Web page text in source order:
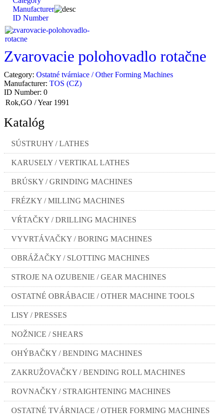
Manufacturer
ID Number
Zvarovacie polohovadlo rotačne
Category: Ostatné tvárniace / Other Forming Machines
Manufacturer: TOS (CZ)
ID Number: 0
Rok,GO / Year 1991
Katalóg
SÚSTRUHY / LATHES
KARUSELY / VERTIKAL LATHES
BRÚSKY / GRINDING MACHINES
FRÉZKY / MILLING MACHINES
VŔTAČKY / DRILLING MACHINES
VYVRTÁVAČKY / BORING MACHINES
OBRÁŽAČKY / SLOTTING MACHINES
STROJE NA OZUBENIE / GEAR MACHINES
OSTATNÉ OBRÁBACIE / OTHER MACHINE TOOLS
LISY / PRESSES
NOŽNICE / SHEARS
OHÝBAČKY / BENDING MACHINES
ZAKRUŽOVAČKY / BENDING ROLL MACHINES
ROVNAČKY / STRAIGHTENING MACHINES
OSTATNÉ TVÁRNIACE / OTHER FORMING MACHINES